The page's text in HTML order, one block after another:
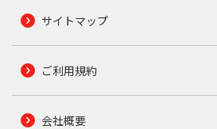
サイトマップ
ご利用規約
会社概要